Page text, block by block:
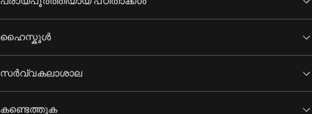
ഹൈസ്കൂൾ
സർവ്വകലാശാല
കണ്ടെത്തുക